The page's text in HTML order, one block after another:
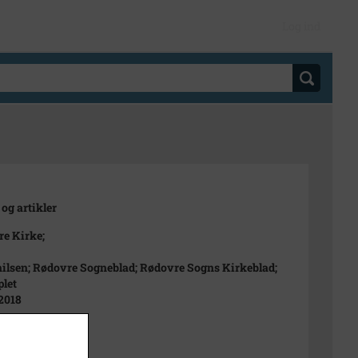
artikler
Kirke;
Rødovre Sogneblad; Rødovre Sogns Kirkeblad;